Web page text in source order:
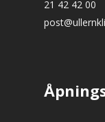
21 42 42 00